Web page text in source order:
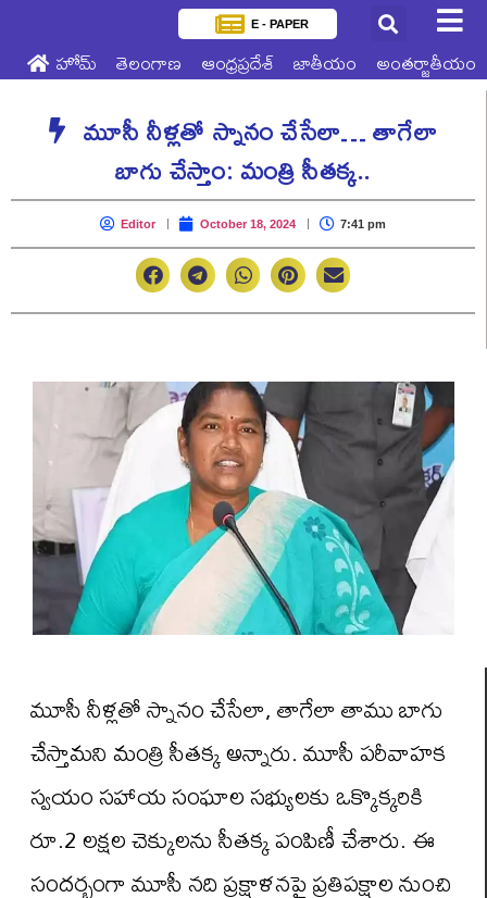
E - PAPER
హోమ్ తెలంగాణ ఆంధ్రప్రదేశ్ జాతీయం అంతర్జాతీయం
మూసీ నీళ్లతో స్నానం చేసేలా… తాగేలా
బాగు చేస్తాం: మంత్రి సీతక్క..
Editor October 18, 2024 7:41 pm
మూసీ నీళ్లతో స్నానం చేసేలా, తాగేలా తాము బాగు
చేస్తామని మంత్రి సీతక్క అన్నారు. మూసీ పరీవాహక
స్వయం సహాయ సంఘాల సభ్యులకు ఒక్కొక్కరికి
రూ.2 లక్షల చెక్కులను సీతక్క పంపిణీ చేశారు. ఈ
సందర్భంగా మూసీ నది ప్రక్షాళనపై ప్రతిపక్షాల నుంచి